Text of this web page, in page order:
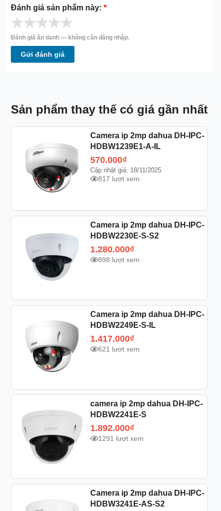
Đánh giá sản phẩm này:*
★★★★★
Đánh giá ẩn danh — không cần đăng nhập.
Gửi đánh giá
Sản phẩm thay thế có giá gần nhất
Camera ip 2mp dahua DH-IPC-
HDBW1239E1-A-IL
570.000₫
Cập nhật giá: 18/11/2025
817 lượt xem
Camera ip 2mp dahua DH-IPC-
HDBW2230E-S-S2
1.280.000₫
898 lượt xem
Camera ip 2mp dahua DH-IPC-
HDBW2249E-S-IL
1.417.000₫
621 lượt xem
camera ip 2mp dahua DH-IPC-
HDBW2241E-S
1.892.000₫
1291 lượt xem
Camera ip 2mp dahua DH-IPC-
HDBW3241E-AS-S2